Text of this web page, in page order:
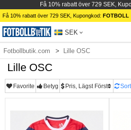
Få 10% rabatt över 729 SEK,
Få 10% rabatt över 729 SEK, Kupongkod: FOTBOLL
SEK
Fotbollbutik.com Lille OSC
Lille OSC
Favorite Betyg Pris, Lägst Först